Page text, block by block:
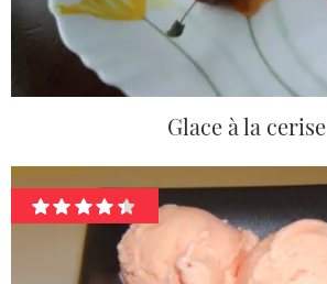
Glace à la cerise